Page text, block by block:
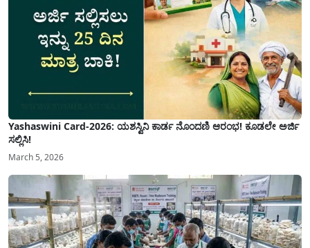
Yashaswini Card-2026: ಯಶಸ್ವಿನಿ ಕಾರ್ಡ ನೊಂದಣಿ ಆರಂಭ! ಕೂಡಲೇ ಅರ್ಜಿ
ಸಲ್ಲಿಸಿ!
March 5, 2026